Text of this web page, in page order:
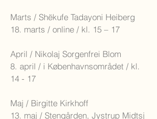
Marts / Shëkufe Tadayoni Heiberg
18. marts / online / kl. 15 – 17
April / Nikolaj Sorgenfrei Blom
8. april / i Københavnsområdet / kl.
14 - 17
Maj / Birgitte Kirkhoff
13. maj / Stengården, Jystrup Midtsj